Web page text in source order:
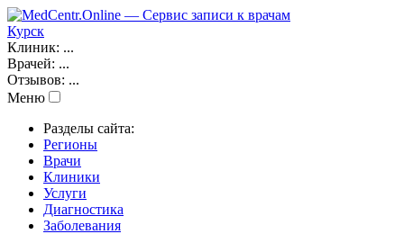
Курск
Клиник: ...
Врачей: ...
Отзывов: ...
Меню
Разделы сайта:
Регионы
Врачи
Клиники
Услуги
Диагностика
Заболевания